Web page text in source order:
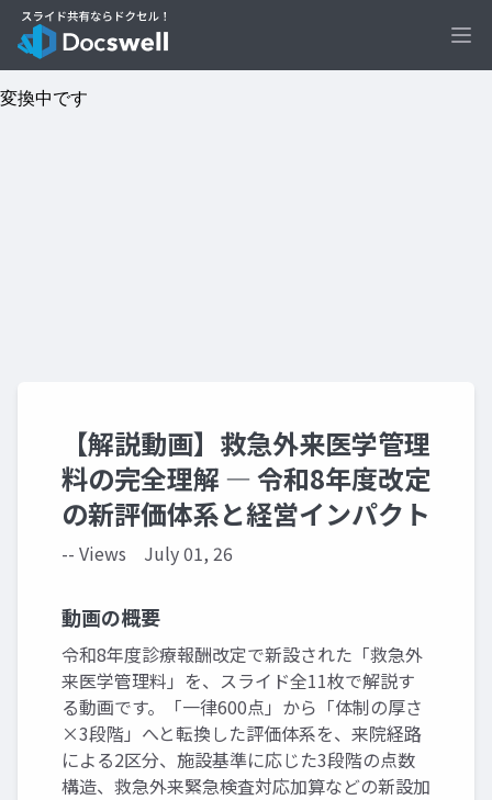
【解説動画】救急外来医学管理
料の完全理解 ― 令和8年度改定
の新評価体系と経営インパクト
-- Views July 01, 26
動画の概要
令和8年度診療報酬改定で新設された「救急外
来医学管理料」を、スライド全11枚で解説す
る動画です。「一律600点」から「体制の厚さ
×3段階」へと転換した評価体系を、来院経路
による2区分、施設基準に応じた3段階の点数
構造、救急外来緊急検査対応加算などの新設加